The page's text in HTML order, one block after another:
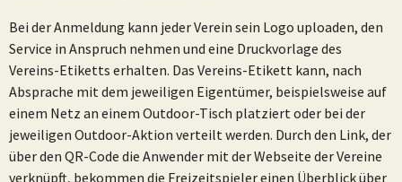
Bei der Anmeldung kann jeder Verein sein Logo uploaden, den
Service in Anspruch nehmen und eine Druckvorlage des
Vereins-Etiketts erhalten. Das Vereins-Etikett kann, nach
Absprache mit dem jeweiligen Eigentümer, beispielsweise auf
einem Netz an einem Outdoor-Tisch platziert oder bei der
jeweiligen Outdoor-Aktion verteilt werden. Durch den Link, der
über den QR-Code die Anwender mit der Webseite der Vereine
verknüpft, bekommen die Freizeitspieler einen Überblick über